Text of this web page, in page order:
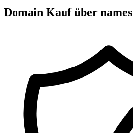
Domain Kauf über